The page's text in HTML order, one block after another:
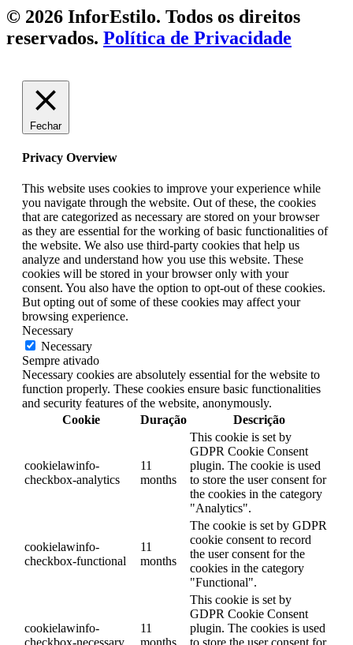
© 2026 InforEstilo. Todos os direitos
reservados. Política de Privacidade
Fechar
Privacy Overview
This website uses cookies to improve your experience while
you navigate through the website. Out of these, the cookies
that are categorized as necessary are stored on your browser
as they are essential for the working of basic functionalities of
the website. We also use third-party cookies that help us
analyze and understand how you use this website. These
cookies will be stored in your browser only with your
consent. You also have the option to opt-out of these cookies.
But opting out of some of these cookies may affect your
browsing experience.
Necessary
Necessary
Sempre ativado
Necessary cookies are absolutely essential for the website to
function properly. These cookies ensure basic functionalities
and security features of the website, anonymously.
Cookie
Duração Descrição
cookielawinfo-
checkbox-analytics
11
months
This cookie is set by
GDPR Cookie Consent
plugin. The cookie is used
to store the user consent for
the cookies in the category
"Analytics".
cookielawinfo-
checkbox-functional
11
months
The cookie is set by GDPR
cookie consent to record
the user consent for the
cookies in the category
"Functional".
cookielawinfo-
11
This cookie is set by
GDPR Cookie Consent
plugin. The cookies is used